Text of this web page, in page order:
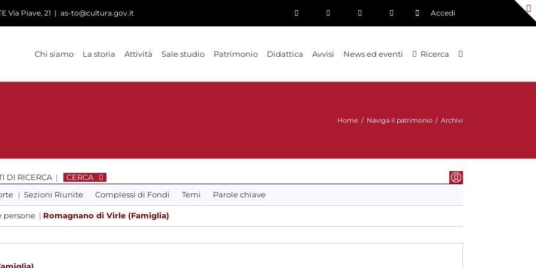
Via Piave, 21 | as-to@cultura.gov.it Accedi
Chi siamo La storia Attività Sale studio Patrimonio Didattica Avvisi News ed eventi Ricerca
Home / Naviga il patrimonio / Archivi
DI RICERCA |
CERCA
| Sezioni Riunite Complessi di Fondi Temi Parole chiave
persone | Romagnano di Virle (Famiglia)